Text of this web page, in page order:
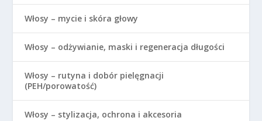
Włosy – mycie i skóra głowy
Włosy – odżywianie, maski i regeneracja długości
Włosy – rutyna i dobór pielęgnacji
(PEH/porowatość)
Włosy – stylizacja, ochrona i akcesoria